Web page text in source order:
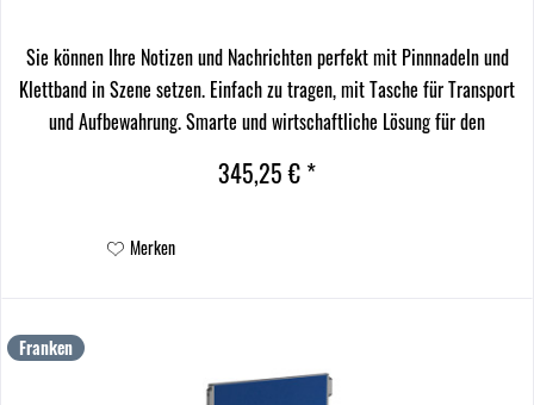
Sie können Ihre Notizen und Nachrichten perfekt mit Pinnnadeln und
Klettband in Szene setzen. Einfach zu tragen, mit Tasche für Transport
und Aufbewahrung. Smarte und wirtschaftliche Lösung für den
345,25 € *
Merken
Franken